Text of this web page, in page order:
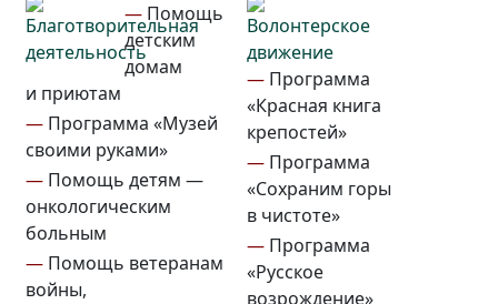
— Помощь
детским
домам
и приютам
— Программа «Музей
своими руками»
— Помощь детям —
онкологическим
больным
— Помощь ветеранам
войны,
— Программа
«Красная книга
крепостей»
— Программа
«Сохраним горы
в чистоте»
— Программа
«Русское
возрождение»